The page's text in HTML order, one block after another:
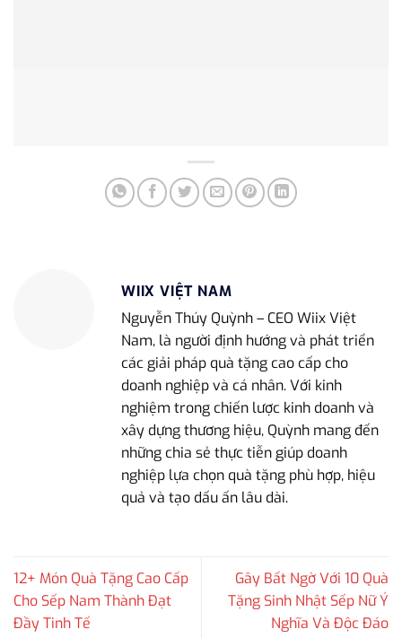
WIIX VIỆT NAM
Nguyễn Thúy Quỳnh – CEO Wiix Việt
Nam, là người định hướng và phát triển
các giải pháp quà tặng cao cấp cho
doanh nghiệp và cá nhân. Với kinh
nghiệm trong chiến lược kinh doanh và
xây dựng thương hiệu, Quỳnh mang đến
những chia sẻ thực tiễn giúp doanh
nghiệp lựa chọn quà tặng phù hợp, hiệu
quả và tạo dấu ấn lâu dài.
12+ Món Quà Tặng Cao Cấp
Cho Sếp Nam Thành Đạt
Đầy Tinh Tế
Gây Bất Ngờ Với 10 Quà
Tặng Sinh Nhật Sếp Nữ Ý
Nghĩa Và Độc Đáo